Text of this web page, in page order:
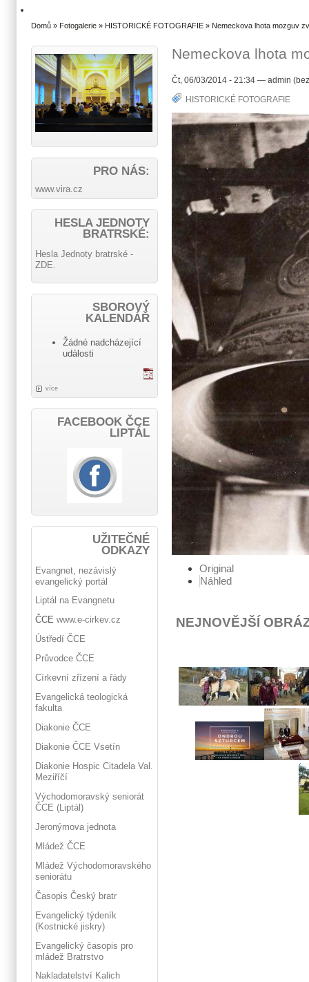
Domů » Fotogalerie » HISTORICKÉ FOTOGRAFIE » Nemeckova lhota mozguv
Nemeckova lhota
Čt, 06/03/2014 - 21:34 — admin
HISTORICKÉ FOTOGRAFIE
Original
Náhled
NEJNOVĚJŠÍ
PRO NÁS:
www.vira.cz
HESLA JEDNOTY
BRATRSKÉ:
Hesla Jednoty bratrské -
ZDE.
SBOROVÝ
KALENDÁŘ
Žádné nadcházející
události
více
FACEBOOK ČCE
LIPTÁL
UŽITEČNÉ
ODKAZY
Evangnet, nezávislý
evangelický portál
Liptál na Evangnetu
ČCE www.e-cirkev.cz
Ústředí ČCE
Průvodce ČCE
Církevní zřízení a řády
Evangelická teologická
fakulta
Diakonie ČCE
Diakonie ČCE Vsetín
Diakonie Hospic Citadela Val.
Meziříčí
Východomoravský seniorát
ČCE (Liptál)
Jeronýmova jednota
Mládež ČCE
Mládež Východomoravského
seniorátu
Časopis Český bratr
Evangelický týdeník
(Kostnické jiskry)
Evangelický časopis pro
mládež Bratrstvo
Nakladatelství Kalich